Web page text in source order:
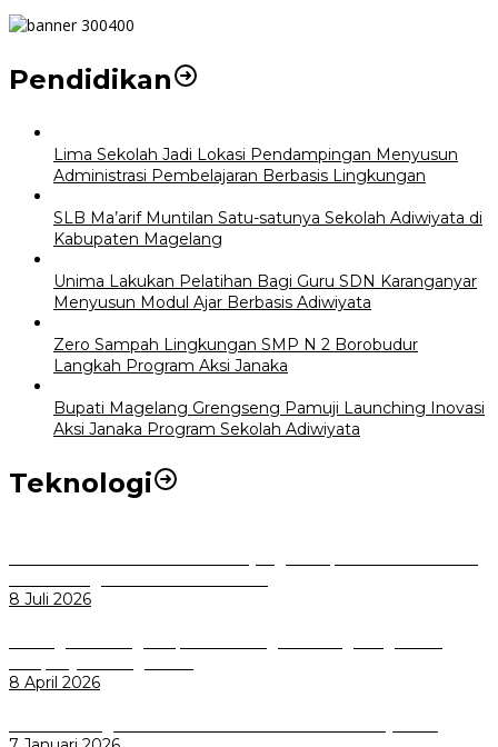
Pendidikan
Lima Sekolah Jadi Lokasi Pendampingan Menyusun
Administrasi Pembelajaran Berbasis Lingkungan
SLB Ma’arif Muntilan Satu-satunya Sekolah Adiwiyata di
Kabupaten Magelang
Unima Lakukan Pelatihan Bagi Guru SDN Karanganyar
Menyusun Modul Ajar Berbasis Adiwiyata
Zero Sampah Lingkungan SMP N 2 Borobudur
Langkah Program Aksi Janaka
Bupati Magelang Grengseng Pamuji Launching Inovasi
Aksi Janaka Program Sekolah Adiwiyata
Teknologi
8 Juli 2026
8 April 2026